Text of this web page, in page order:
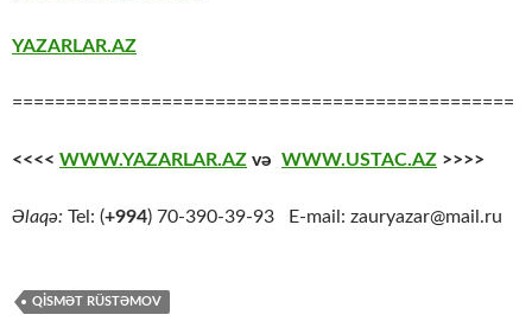
YAZARLAR.AZ
===============================================
<<<< WWW.YAZARLAR.AZ və WWW.USTAC.AZ >>>>
Əlaqə: Tel: (+994) 70-390-39-93 E-mail: zauryazar@mail.ru
QISMƏT RÜSTƏMOV